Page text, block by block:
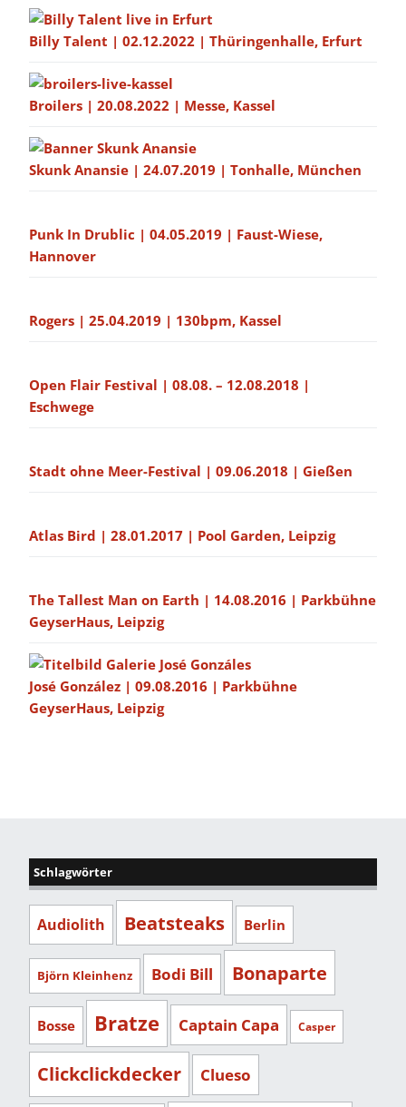
Billy Talent | 02.12.2022 | Thüringenhalle, Erfurt
Broilers | 20.08.2022 | Messe, Kassel
Skunk Anansie | 24.07.2019 | Tonhalle, München
Punk In Drublic | 04.05.2019 | Faust-Wiese,
Hannover
Rogers | 25.04.2019 | 130bpm, Kassel
Open Flair Festival | 08.08. – 12.08.2018 |
Eschwege
Stadt ohne Meer-Festival | 09.06.2018 | Gießen
Atlas Bird | 28.01.2017 | Pool Garden, Leipzig
The Tallest Man on Earth | 14.08.2016 | Parkbühne
GeyserHaus, Leipzig
José González | 09.08.2016 | Parkbühne
GeyserHaus, Leipzig
Schlagwörter
Audiolith Beatsteaks Berlin
Björn Kleinhenz Bodi Bill Bonaparte
Bosse Bratze Captain Capa Casper
Clickclickdecker Clueso